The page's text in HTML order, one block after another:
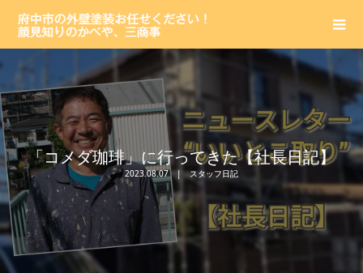
「コメダ珈琲」に行ってきた【社長日記】
2023.08.07 スタッフ日記